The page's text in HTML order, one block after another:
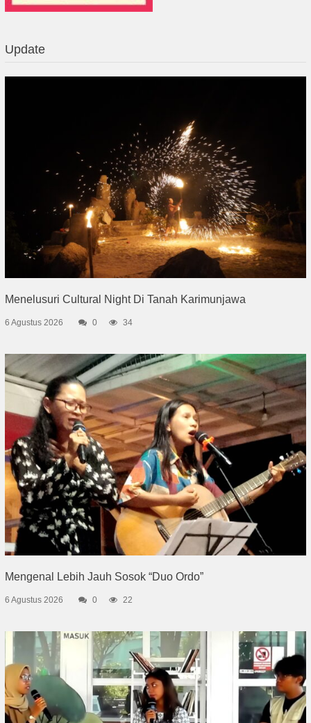
Update
Menelusuri Cultural Night Di Tanah Karimunjawa
6 Agustus 2026 0 34
Mengenal Lebih Jauh Sosok “Duo Ordo”
6 Agustus 2026 0 22